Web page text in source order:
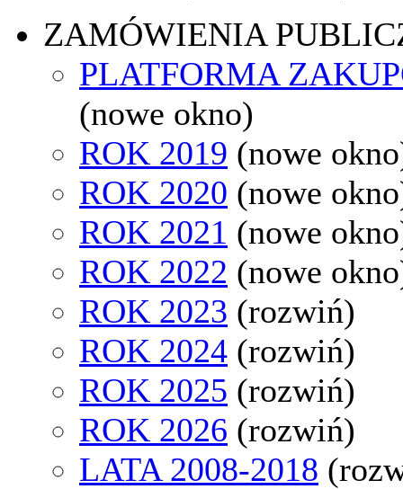
ZAMÓWIENIA
PLATFORMA
(nowe okno)
ROK 2019 (nowe
ROK 2020 (nowe
ROK 2021 (nowe
ROK 2022 (nowe
ROK 2023 (rozwiń)
ROK 2024 (rozwiń)
ROK 2025 (rozwiń)
ROK 2026 (rozwiń)
LATA 2008-2018